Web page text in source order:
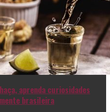
aprenda curiosidades
brasileira